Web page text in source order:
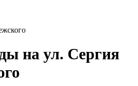
на ул. Сергия